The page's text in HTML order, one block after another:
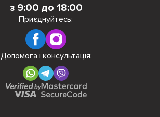
з 9:00 до 18:00
Приєднуйтесь:
Допомога і консультація: